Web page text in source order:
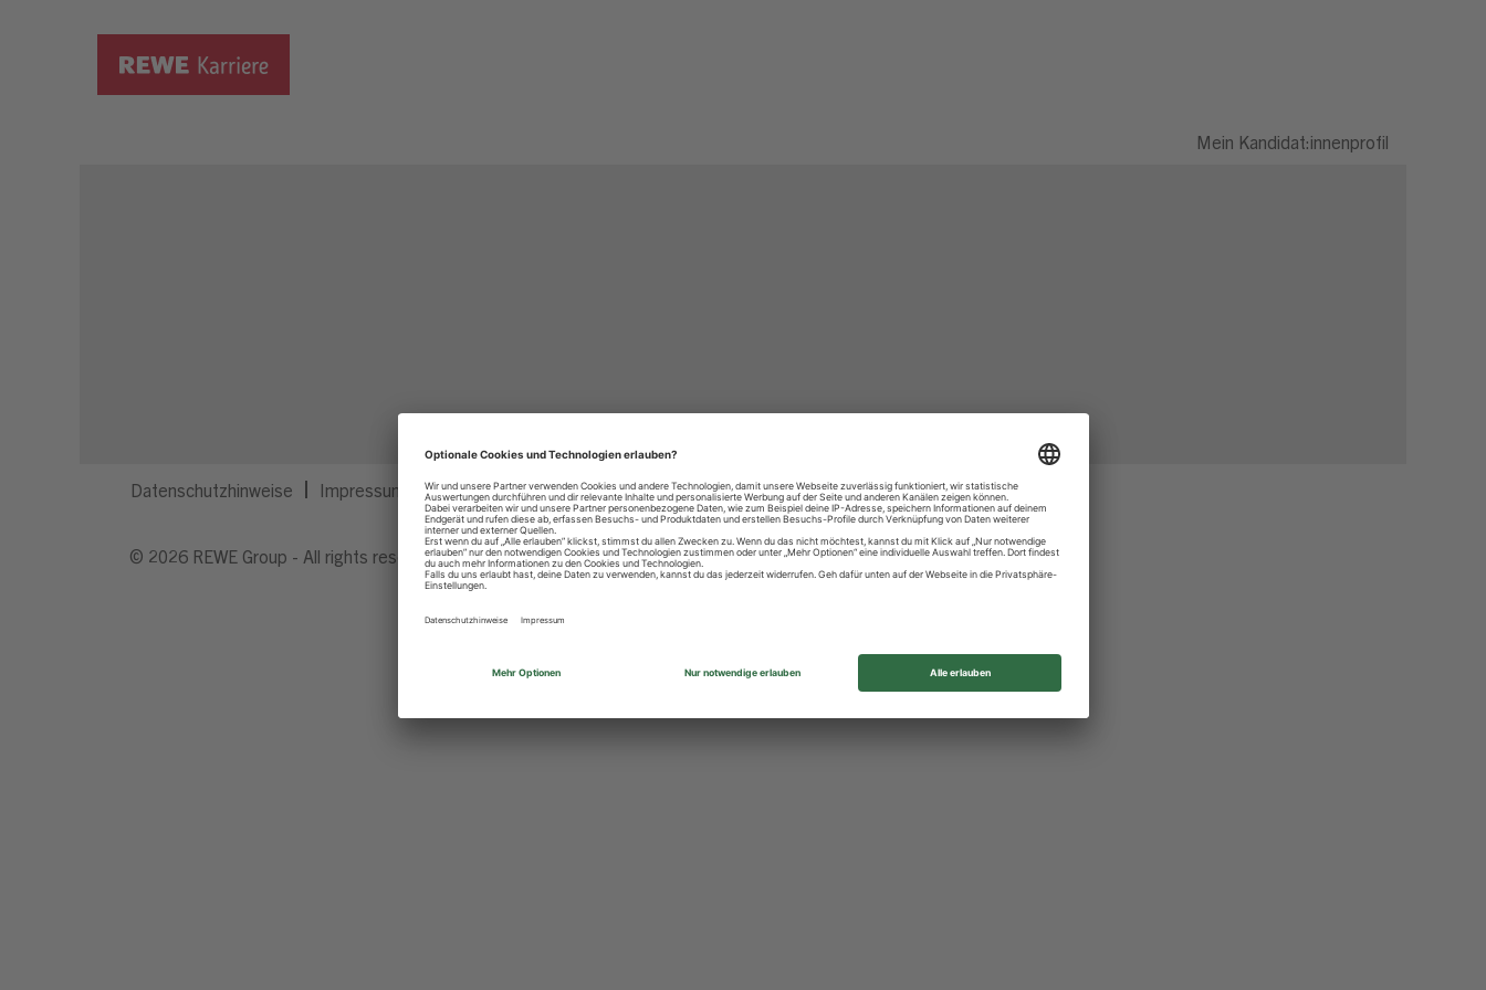
Mein Kandidat:innenprofil
Datenschutzhinweise Impressum Privatsphäre-Einstellungen
© 2026 REWE Group - All rights reserved